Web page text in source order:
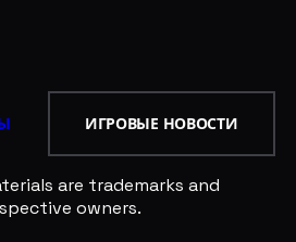
ИГРОВЫЕ НОВОСТИ
are trademarks and
owners.